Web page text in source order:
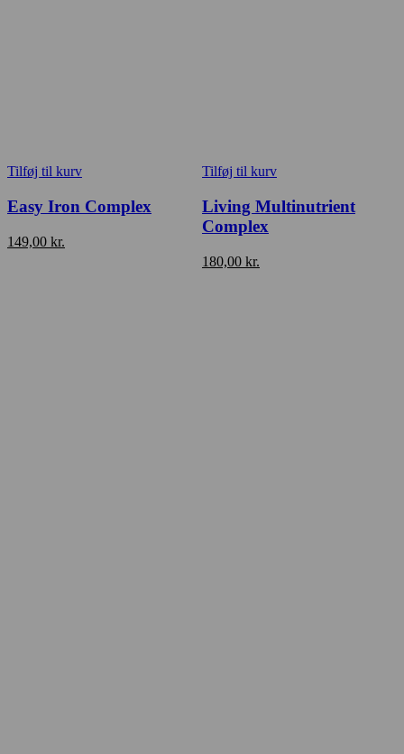
Tilføj til kurv
Easy Iron Complex
149,00 kr.
Tilføj til kurv
Living Multinutrient
Complex
180,00 kr.